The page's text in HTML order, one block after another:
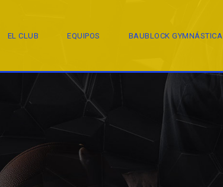
EL CLUB EQUIPOS BAUBLOCK GYMNÁSTICA